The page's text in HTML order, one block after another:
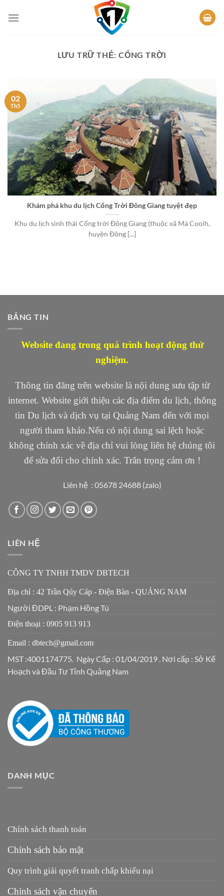
qua
LƯU TRỮ THẺ:CỔNG TRỜI
Khám phá khu du lịch Cổng Trời Đông Giang tuyệt đẹp
Khu du lịch sinh thái Cổng trời Đông Giang (thuộc xã Mà Cooih,
huyện Đông [...]
02
Th5
BẢNG TIN
Website đang trong quá trình hoạt động thử
nghiệm.
Thông tin đăng trên website là nội dung sưu tập từ
internet. Website giới thiệu các địa điểm du lịch, thông
tin Du lịch và dịch vụ tại Quảng Nam đến với mọi
người tham khảo.Nếu có nội dung sai lệch hoặc
không chính xác về địa chỉ vui lòng liên hệ chúng tôi
để sửa đổi cho chính xác. Trân trọng cảm ơn !
Liên hệ : 05678 24688 (zalo)
LIÊN HỆ
CÔNG TY TNHH TMDV DBTECH
Địa chỉ : 42 Trần Qúy Cáp - Điện Bàn - QUẢNG NAM
Người ĐDPL : Phạm Hồng Tú
Điện thoại : 0905 913 913
Email : dbtech@gmail.com
MST :4001174775. Ngày Cấp : 01/04/2019 . Nơi cấp : Sở Kế
Hoạch và Đầu Tư Tỉnh Quảng Nam
DANH MỤC
Chính sách thanh toán
Chính sách bảo mật
Quy trình giải quyết tranh chấp khiếu nại
Chính sách vận chuyển